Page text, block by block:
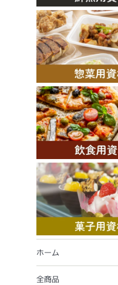
ホーム
全商品